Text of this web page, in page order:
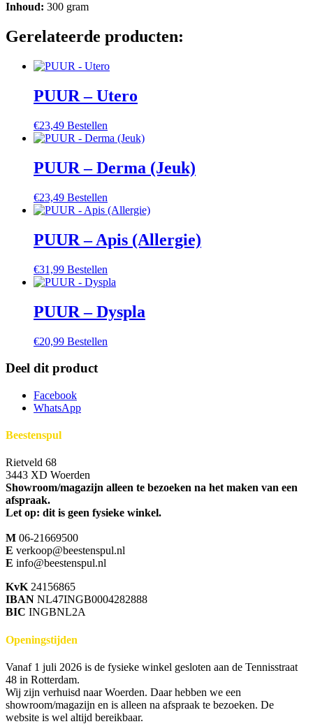
Inhoud: 300 gram
Gerelateerde producten:
PUUR – Utero
€23,49 Bestellen
PUUR – Derma (Jeuk)
€23,49 Bestellen
PUUR – Apis (Allergie)
€31,99 Bestellen
PUUR – Dyspla
€20,99 Bestellen
Deel dit product
Facebook
WhatsApp
Beestenspul
Rietveld 68
3443 XD Woerden
Showroom/magazijn alleen te bezoeken na het maken van een
afspraak.
Let op: dit is geen fysieke winkel.
M 06-21669500
E verkoop@beestenspul.nl
E info@beestenspul.nl
KvK24156865
IBAN NL47INGB0004282888
BIC INGBNL2A
Openingstijden
Vanaf 1 juli 2026 is de fysieke winkel gesloten aan de Tennisstraat
48 in Rotterdam.
Wij zijn verhuisd naar Woerden. Daar hebben we een
showroom/magazijn en is alleen na afspraak te bezoeken. De
website is wel altijd bereikbaar.